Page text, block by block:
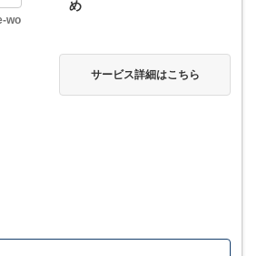
た際の画面切替が手間
4.5
業時間が別々に表示され、さらにそれぞれの
wo
め
サービス詳細はこちら